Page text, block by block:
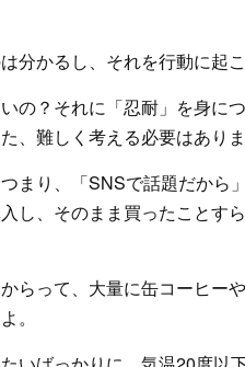
分かるし、それを行動に起こ
の？それに「忍耐」を身に
、難しく考える必要はありま
まり、「SNSで話題だから
し、そのまま買ったことす
らって、大量に缶コーヒー
。